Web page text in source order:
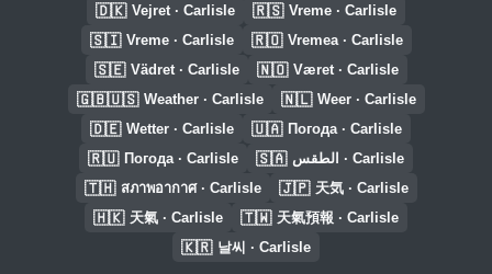
🇩🇰 Vejret · Carlisle 🇷🇸 Vreme · Carlisle
🇸🇮 Vreme · Carlisle 🇷🇴 Vremea · Carlisle
🇸🇪 Vädret · Carlisle 🇳🇴 Været · Carlisle
🇬🇧🇺🇸 Weather · Carlisle 🇳🇱 Weer · Carlisle
🇩🇪 Wetter · Carlisle 🇺🇦 Погода · Carlisle
🇷🇺 Погода · Carlisle 🇸🇦 الطقس · Carlisle
🇹🇭 สภาพอากาศ · Carlisle 🇯🇵 天気 · Carlisle
🇭🇰 天氣 · Carlisle 🇹🇼 天氣預報 · Carlisle
🇰🇷 날씨 · Carlisle